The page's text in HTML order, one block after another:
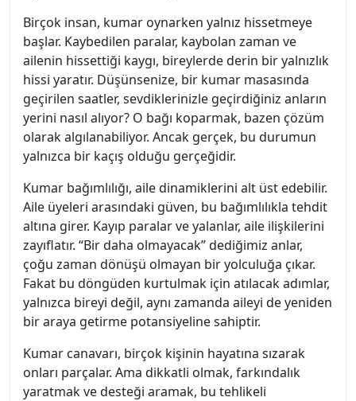
Birçok insan, kumar oynarken yalnız hissetmeye
başlar. Kaybedilen paralar, kaybolan zaman ve
ailenin hissettiği kaygı, bireylerde derin bir yalnızlık
hissi yaratır. Düşünsenize, bir kumar masasında
geçirilen saatler, sevdiklerinizle geçirdiğiniz anların
yerini nasıl alıyor? O bağı koparmak, bazen çözüm
olarak algılanabiliyor. Ancak gerçek, bu durumun
yalnızca bir kaçış olduğu gerçeğidir.
Kumar bağımlılığı, aile dinamiklerini alt üst edebilir.
Aile üyeleri arasındaki güven, bu bağımlılıkla tehdit
altına girer. Kayıp paralar ve yalanlar, aile ilişkilerini
zayıflatır. “Bir daha olmayacak” dediğimiz anlar,
çoğu zaman dönüşü olmayan bir yolculuğa çıkar.
Fakat bu döngüden kurtulmak için atılacak adımlar,
yalnızca bireyi değil, aynı zamanda aileyi de yeniden
bir araya getirme potansiyeline sahiptir.
Kumar canavarı, birçok kişinin hayatına sızarak
onları parçalar. Ama dikkatli olmak, farkındalık
yaratmak ve desteği aramak, bu tehlikeli